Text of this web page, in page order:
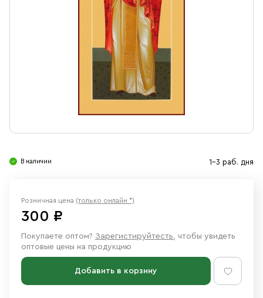
В наличии 1-3 раб. дня
Розничная цена (только онлайн *)
300 ₽
Покупаете оптом? Зарегистируйтесть, чтобы увидеть
оптовые цены на продукцию
Добавить в корзину